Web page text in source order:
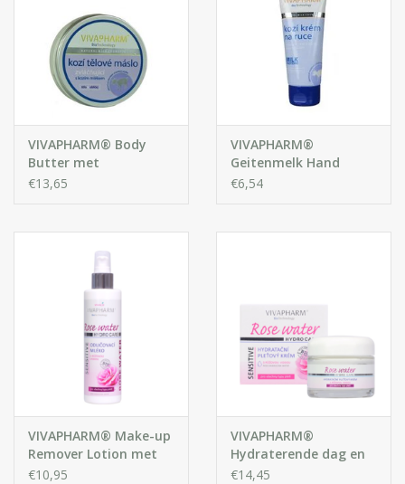
VIVAPHARM® Body
Butter met
Geitenmelk
€13,65
VIVAPHARM®
Geitenmelk Hand
Crème
€6,54
VIVAPHARM® Make-up
Remover Lotion met
Rozenwater
€10,95
VIVAPHARM®
Hydraterende dag en
nacht gezichtscrème
€14,45